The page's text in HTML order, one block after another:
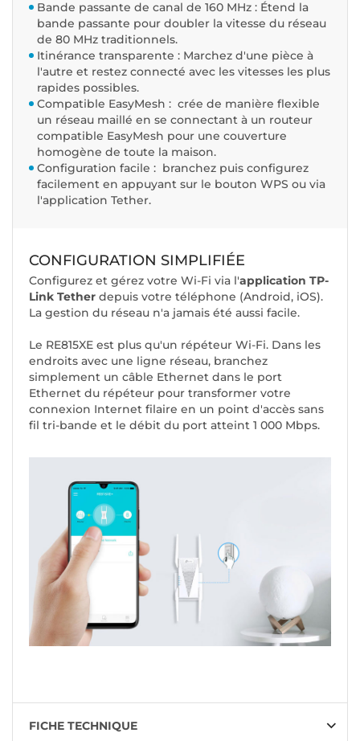
Bande passante de canal de 160 MHz : Étend la
bande passante pour doubler la vitesse du réseau
de 80 MHz traditionnels.
Itinérance transparente : Marchez d'une pièce à
l'autre et restez connecté avec les vitesses les plus
rapides possibles.
Compatible EasyMesh : crée de manière flexible
un réseau maillé en se connectant à un routeur
compatible EasyMesh pour une couverture
homogène de toute la maison.
Configuration facile : branchez puis configurez
facilement en appuyant sur le bouton WPS ou via
l'application Tether.
CONFIGURATION SIMPLIFIÉE
Configurez et gérez votre Wi-Fi via l'application TP-
Link Tether depuis votre téléphone (Android, iOS).
La gestion du réseau n'a jamais été aussi facile.
Le RE815XE est plus qu'un répéteur Wi-Fi. Dans les
endroits avec une ligne réseau, branchez
simplement un câble Ethernet dans le port
Ethernet du répéteur pour transformer votre
connexion Internet filaire en un point d'accès sans
fil tri-bande et le débit du port atteint 1 000 Mbps.
FICHE TECHNIQUE